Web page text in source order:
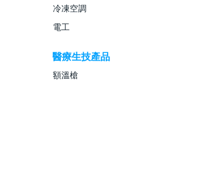
冷凍空調
電工
醫療生技產品
額溫槍